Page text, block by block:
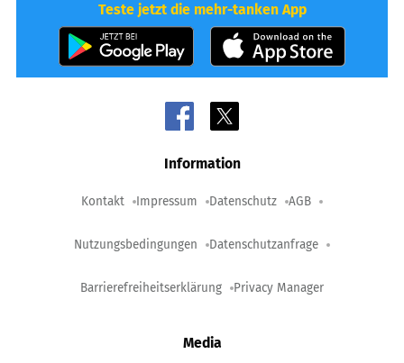
Teste jetzt die mehr-tanken App
Information
Kontakt Impressum Datenschutz AGB
Nutzungsbedingungen Datenschutzanfrage
Barrierefreiheitserklärung Privacy Manager
Media